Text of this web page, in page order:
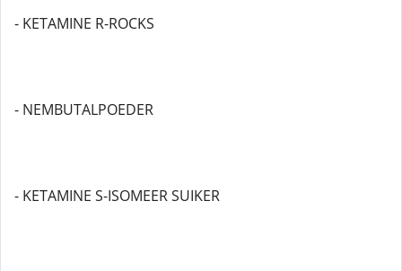
- KETAMINE R-ROCKS
- NEMBUTALPOEDER
- KETAMINE S-ISOMEER SUIKER